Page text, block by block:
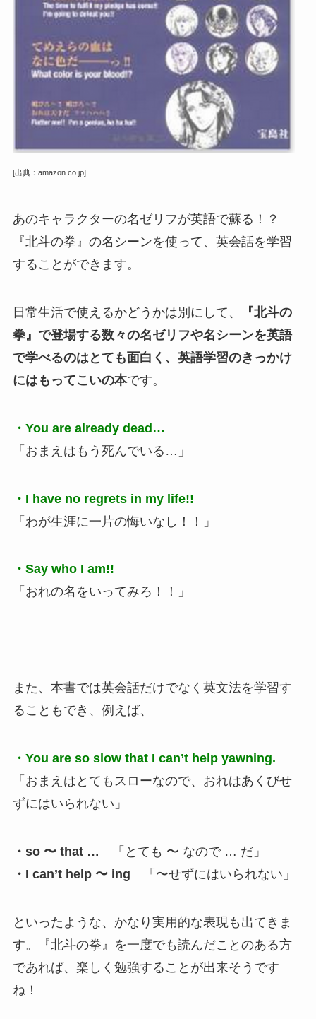
[出典：amazon.co.jp]
あのキャラクターの名ゼリフが英語で蘇る！？
『北斗の拳』の名シーンを使って、英会話を学習
することができます。
日常生活で使えるかどうかは別にして、
『北斗の
拳』で登場する数々の名ゼリフや名シーンを英語
で学べるのはとても面白く、英語学習のきっかけ
にはもってこいの本です。
・You are already dead…
「おまえはもう死んでいる…」
・I have no regrets in my life!!
「わが生涯に一片の悔いなし！！」
・Say who I am!!
「おれの名をいってみろ！！」
また、本書では英会話だけでなく英文法を学習す
ることもでき、例えば、
・You are so slow that I can’t help yawning.
「おまえはとてもスローなので、おれはあくびせ
ずにはいられない」
・so 〜 that … 「とても 〜 なので … だ」
・I can’t help 〜 ing 「〜せずにはいられない」
といったような、かなり実用的な表現も出てきま
す。『北斗の拳』を一度でも読んだことのある方
であれば、楽しく勉強することが出来そうです
ね！